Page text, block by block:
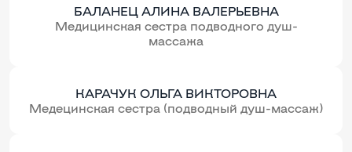
БАЛАНЕЦ АЛИНА ВАЛЕРЬЕВНА
Медицинская сестра подводного душ-
массажа
КАРАЧУК ОЛЬГА ВИКТОРОВНА
Медецинская сестра (подводный душ-массаж)